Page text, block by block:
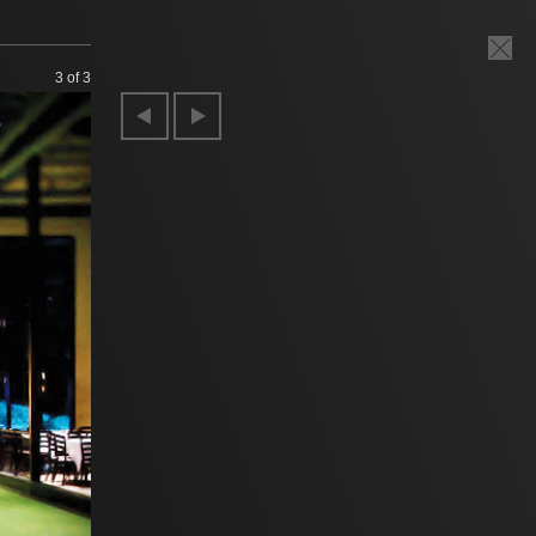
3 of 3